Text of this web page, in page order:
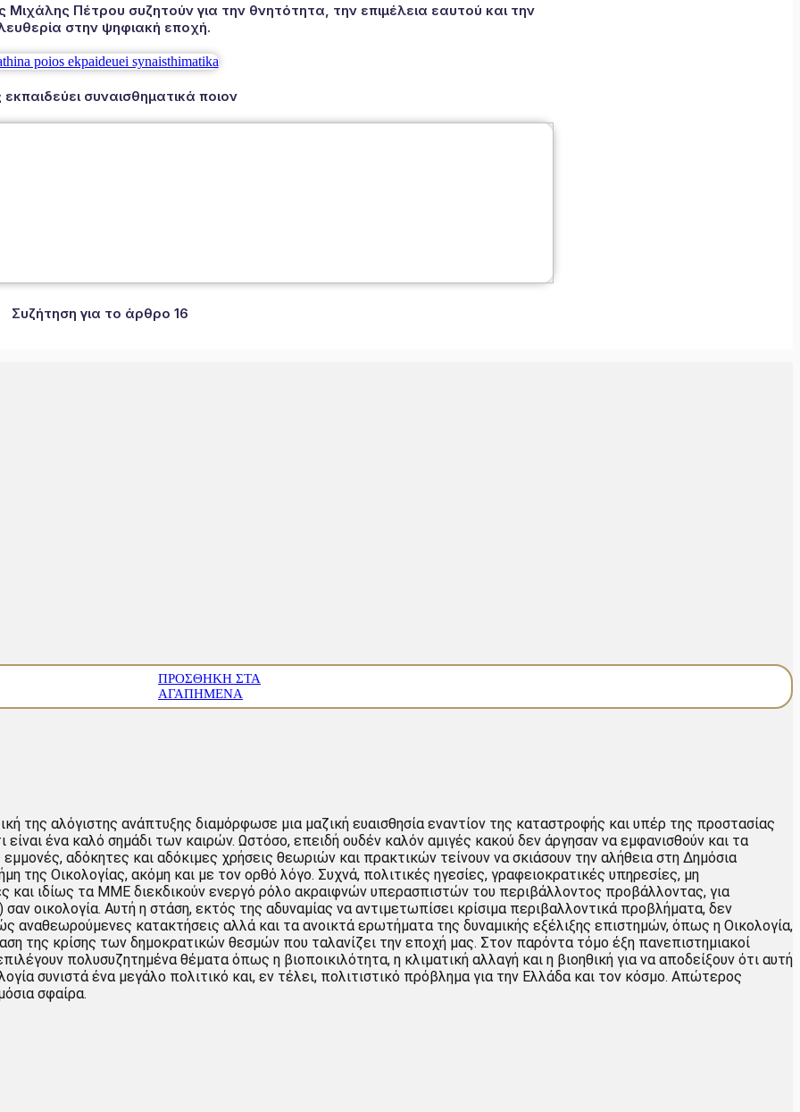
Πέτρου συζητούν για την θνητότητα, την επιμέλεια εαυτού και την
στην ψηφιακή εποχή.
εκπαιδεύει συναισθηματικά ποιον
Συζήτηση για το άρθρο 16
ΠΡΟΣΘΉΚΗ ΣΤΑ
ΑΓΑΠΗΜΈΝΑ
της αλόγιστης ανάπτυξης διαμόρφωσε μια μαζική ευαισθησία εναντίον της καταστροφής και υπέρ της προστασίας
ένα καλό σημάδι των καιρών. Ωστόσο, επειδή ουδέν καλόν αμιγές κακού δεν άργησαν να εμφανισθούν και τα
αδόκητες και αδόκιμες χρήσεις θεωριών και πρακτικών τείνουν να σκιάσουν την αλήθεια στη Δημόσια
της Οικολογίας, ακόμη και με τον ορθό λόγο. Συχνά, πολιτικές ηγεσίες, γραφειοκρατικές υπηρεσίες, μη
και ιδίως τα ΜΜΕ διεκδικούν ενεργό ρόλο ακραιφνών υπερασπιστών του περιβάλλοντος προβάλλοντας, για
σαν οικολογία. Αυτή η στάση, εκτός της αδυναμίας να αντιμετωπίσει κρίσιμα περιβαλλοντικά προβλήματα, δεν
αναθεωρούμενες κατακτήσεις αλλά και τα ανοικτά ερωτήματα της δυναμικής εξέλιξης επιστημών, όπως η Οικολογία,
της κρίσης των δημοκρατικών θεσμών που ταλανίζει την εποχή μας. Στον παρόντα τόμο έξη πανεπιστημιακοί
πολυσυζητημένα θέματα όπως η βιοποικιλότητα, η κλιματική αλλαγή και η βιοηθική για να αποδείξουν ότι αυτή
συνιστά ένα μεγάλο πολιτικό και, εν τέλει, πολιτιστικό πρόβλημα για την Ελλάδα και τον κόσμο. Απώτερος
σφαίρα.